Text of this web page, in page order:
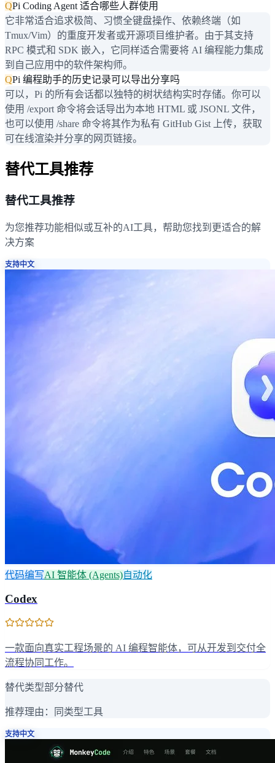
QPi Coding Agent 适合哪些人群使用
它非常适合追求极简、习惯全键盘操作、依赖终端（如
Tmux/Vim）的重度开发者或开源项目维护者。由于其支持
RPC 模式和 SDK 嵌入，它同样适合需要将 AI 编程能力集成
到自己应用中的软件架构师。
QPi 编程助手的历史记录可以导出分享吗
可以，Pi 的所有会话都以独特的树状结构实时存储。你可以
使用 /export 命令将会话导出为本地 HTML 或 JSONL 文件，
也可以使用 /share 命令将其作为私有 GitHub Gist 上传，获取
可在线渲染并分享的网页链接。
替代工具推荐
替代工具推荐
为您推荐功能相似或互补的AI工具，帮助您找到更适合的解
决方案
支持中文
代码编写AI 智能体 (Agents)自动化
Codex
一款面向真实工程场景的 AI 编程智能体，可从开发到交付全
流程协同工作。
替代类型部分替代
推荐理由： 同类型工具
支持中文